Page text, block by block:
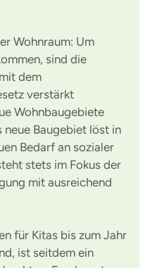
Wohnraum: Um
sind die
dem
verstärkt
Wohnbaugebiete
neue Baugebiet löst in
Bedarf an sozialer
stets im Fokus der
mit ausreichend
für Kitas bis zum Jahr
ist seitdem ein